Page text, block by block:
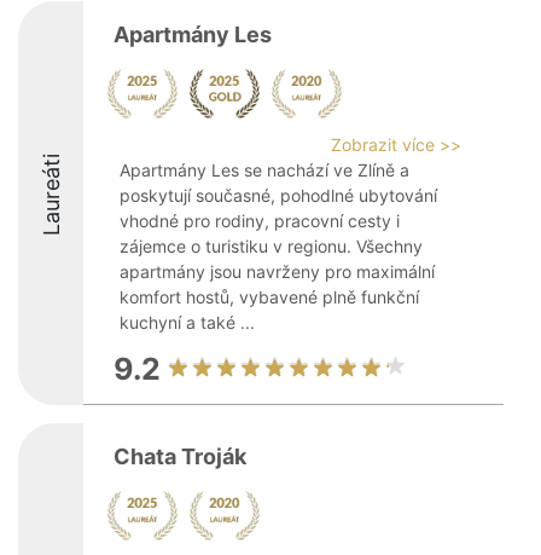
Laureáti
Apartmány Les
Zobrazit více >>
Apartmány Les se nachází ve Zlíně a
poskytují současné, pohodlné ubytování
vhodné pro rodiny, pracovní cesty i
zájemce o turistiku v regionu. Všechny
apartmány jsou navrženy pro maximální
komfort hostů, vybavené plně funkční
kuchyní a také ...
9.2
Chata Troják